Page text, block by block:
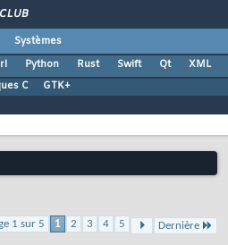
CLUB
Systèmes
Python Rust Swift Qt XML
C GTK+
1 sur 5 1 2 3 4 5 Dernière